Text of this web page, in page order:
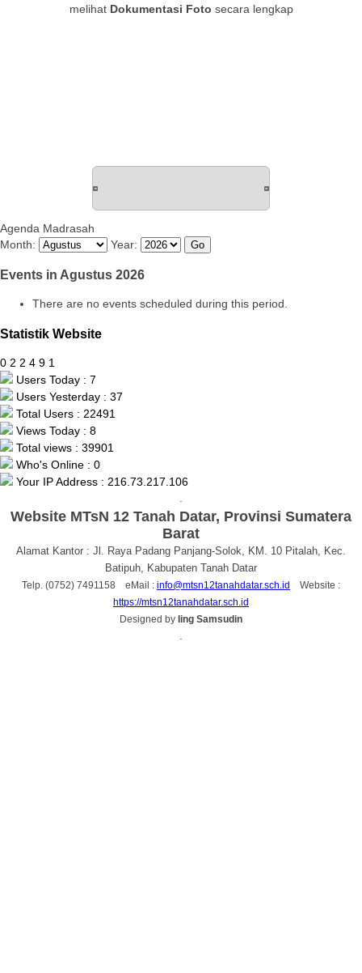
melihat Dokumentasi Foto secara lengkap
Agenda Madrasah
Month:
Year:
Events in Agustus 2026
There are no events scheduled during this period.
Statistik Website
0 2 2 4 9 1
Users Today : 7
Users Yesterday : 37
Total Users : 22491
Views Today : 8
Total views : 39901
Who's Online : 0
Your IP Address : 216.73.217.106
Website MTsN 12 Tanah Datar, Provinsi Sumatera
Barat
Alamat Kantor : Jl. Raya Padang Panjang-Solok, KM. 10 Pitalah, Kec.
Batipuh, Kabupaten Tanah Datar
Telp. (0752) 7491158 eMail : info@mtsn12tanahdatar.sch.id
Website :
https://mtsn12tanahdatar.sch.id
Designed by Iing Samsudin